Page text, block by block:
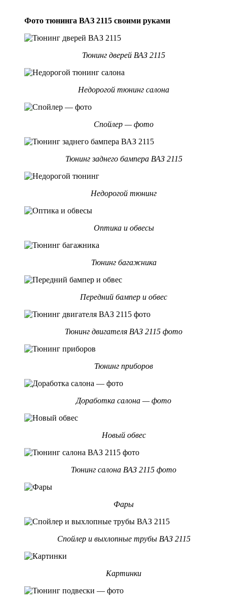
Фото тюнинга ВАЗ 2115 своими руками
Тюнинг дверей ВАЗ 2115
Недорогой тюнинг салона
Спойлер — фото
Тюнинг заднего бампера ВАЗ 2115
Недорогой тюнинг
Оптика и обвесы
Тюнинг багажника
Передний бампер и обвес
Тюнинг двигателя ВАЗ 2115 фото
Тюнинг приборов
Доработка салона — фото
Новый обвес
Тюнинг салона ВАЗ 2115 фото
Фары
Спойлер и выхлопные трубы ВАЗ 2115
Картинки